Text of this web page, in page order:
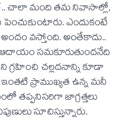
చాలా మంది త‌మ నివాసాల్లో,
ఎందుకంటే
వ‌స్తోంది. అంతేకాదు..
స‌మ‌కూరుతుంద‌నేది
గ్ర‌హించి చ‌ల్ల‌ద‌నాన్ని కూడా
ప్రాముఖ్య‌త ఉన్న మ‌నీ
త‌ప్ప‌నిస‌రిగా జాగ్ర‌త్త‌లు
సూచిస్తున్నారు.